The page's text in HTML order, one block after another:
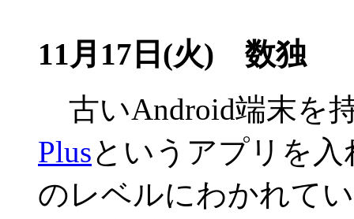
11月17日(火) 数独
古いAndroid端末を
Plusというアプリを
のレベルにわかれて